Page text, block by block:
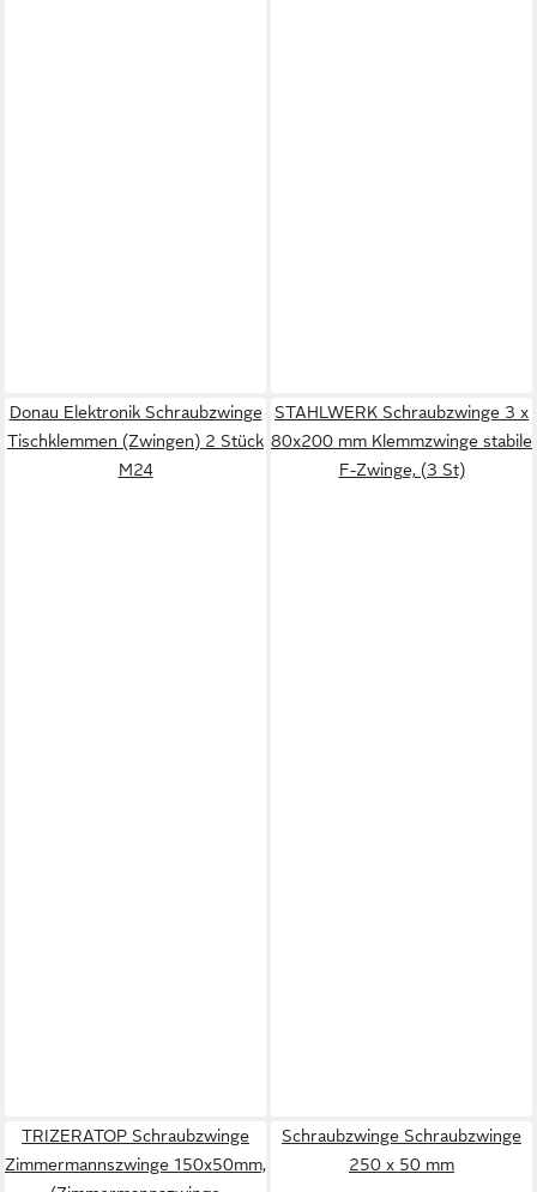
Donau Elektronik Schraubzwinge
Tischklemmen (Zwingen) 2 Stück
M24
STAHLWERK Schraubzwinge 3 x
80x200 mm Klemmzwinge stabile
F-Zwinge, (3 St)
TRIZERATOP Schraubzwinge
Zimmermannszwinge 150x50mm,
Schraubzwinge Schraubzwinge
250 x 50 mm